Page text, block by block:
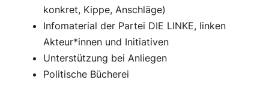
konkret, Kippe, Anschläge)
Infomaterial der Partei DIE LINKE, linken
Akteur*innen und Initiativen
Unterstützung bei Anliegen
Politische Bücherei